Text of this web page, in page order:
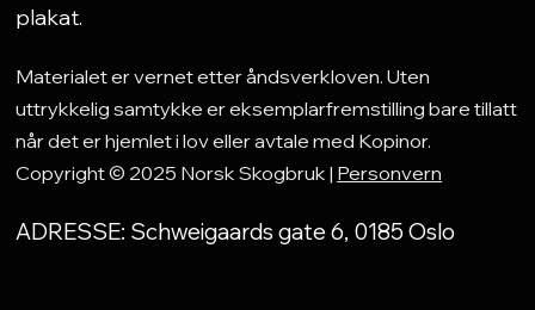
plakat.
Materialet er vernet etter åndsverkloven. Uten
uttrykkelig samtykke er eksemplarfremstilling bare tillatt
når det er hjemlet i lov eller avtale med Kopinor.
Copyright © 2025 Norsk Skogbruk | Personvern
ADRESSE: Schweigaards gate 6, 0185 Oslo